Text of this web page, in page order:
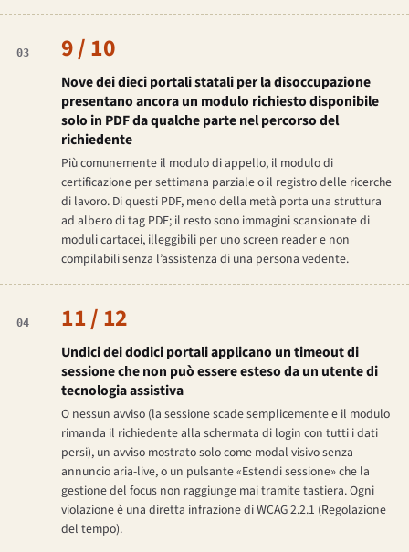
03 9 / 10
Nove dei dieci portali statali per la disoccupazione
presentano ancora un modulo richiesto disponibile
solo in PDF da qualche parte nel percorso del
richiedente
Più comunemente il modulo di appello, il modulo di
certificazione per settimana parziale o il registro delle ricerche
di lavoro. Di questi PDF, meno della metà porta una struttura
ad albero di tag PDF; il resto sono immagini scansionate di
moduli cartacei, illeggibili per uno screen reader e non
compilabili senza l’assistenza di una persona vedente.
04 11 / 12
Undici dei dodici portali applicano un timeout di
sessione che non può essere esteso da un utente di
tecnologia assistiva
O nessun avviso (la sessione scade semplicemente e il modulo
rimanda il richiedente alla schermata di login con tutti i dati
persi), un avviso mostrato solo come modal visivo senza
annuncio aria-live, o un pulsante «Estendi sessione» che la
gestione del focus non raggiunge mai tramite tastiera. Ogni
violazione è una diretta infrazione di WCAG 2.2.1 (Regolazione
del tempo).